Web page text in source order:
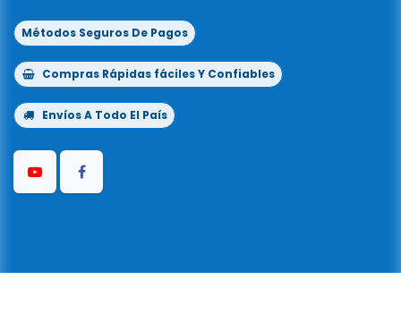
Métodos Seguros De Pagos
Compras Rápidas fáciles Y Confiables
Envíos A Todo El País